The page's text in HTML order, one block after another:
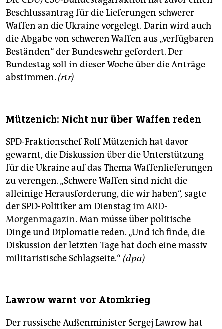
Beschlussantrag für die Lieferungen schwerer
Waffen an die Ukraine vorgelegt. Darin wird auch
die Abgabe von schweren Waffen aus „verfügbaren
Beständen“ der Bundeswehr gefordert. Der
Bundestag soll in dieser Woche über die Anträge
abstimmen. (rtr)
Mützenich: Nicht nur über Waffen reden
SPD-Fraktionschef Rolf Mützenich hat davor
gewarnt, die Diskussion über die Unterstützung
für die Ukraine auf das Thema Waffenlieferungen
zu verengen. „Schwere Waffen sind nicht die
alleinige Herausforderung, die wir haben“, sagte
der SPD-Politiker am Dienstagim ARD-
Morgenmagazin. Man müsse über politische
Dinge und Diplomatie reden. „Und ich finde, die
Diskussion der letzten Tage hat doch eine massiv
militaristische Schlagseite.“ (dpa)
Lawrow warnt vor Atomkrieg
Der russische Außenminister Sergej Lawrow hat